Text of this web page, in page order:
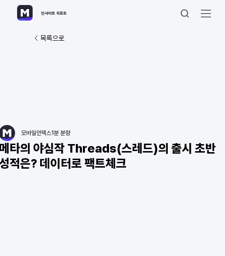
인사이트 리포트
목록으로
타의 야심작 Threads(스레드)의 출시 초반
적은? 데이터로 팩트체크
모바일인덱스1분 분량